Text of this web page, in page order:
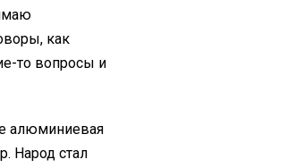
как
то вопросы и
алюминиевая
Народ стал